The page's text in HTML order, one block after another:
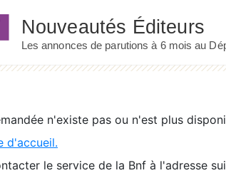
n'existe pas ou n'est plus
d'accueil.
le service de la Bnf à l'adresse